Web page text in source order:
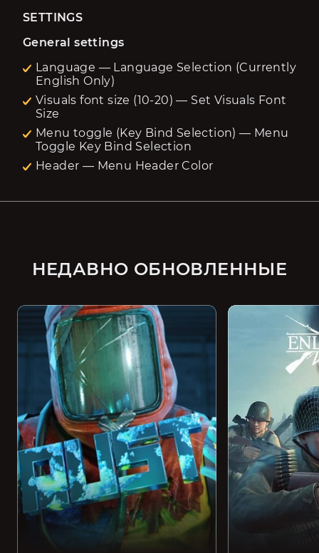
SETTINGS
General settings
Language — Language Selection (Currently
English Only)
Visuals font size (10-20) — Set Visuals Font
Size
Menu toggle (Key Bind Selection) — Menu
Toggle Key Bind Selection
Header — Menu Header Color
НЕДАВНО ОБНОВЛЕННЫЕ